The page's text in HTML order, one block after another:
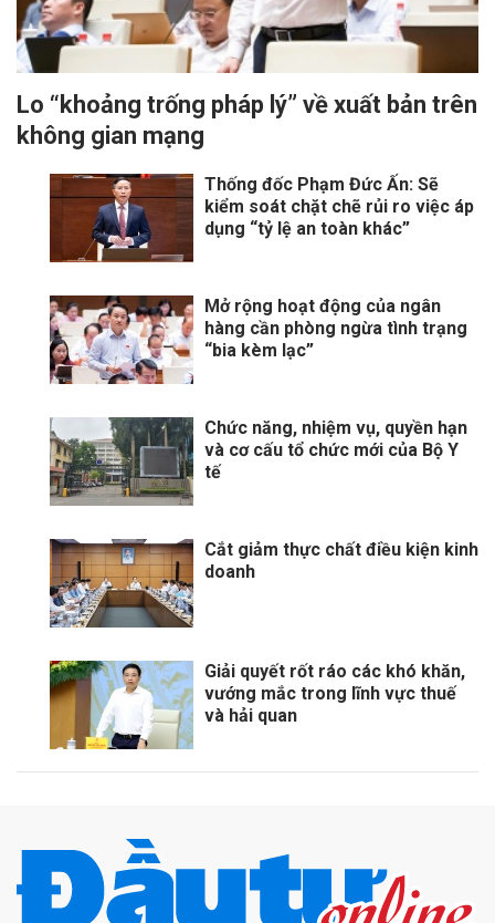
Lo “khoảng trống pháp lý” về xuất bản trên
không gian mạng
Thống đốc Phạm Đức Ấn: Sẽ
kiểm soát chặt chẽ rủi ro việc áp
dụng “tỷ lệ an toàn khác”
Mở rộng hoạt động của ngân
hàng cần phòng ngừa tình trạng
“bia kèm lạc”
Chức năng, nhiệm vụ, quyền hạn
và cơ cấu tổ chức mới của Bộ Y
tế
Cắt giảm thực chất điều kiện kinh
doanh
Giải quyết rốt ráo các khó khăn,
vướng mắc trong lĩnh vực thuế
và hải quan